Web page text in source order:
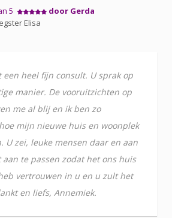
5
door Gerda
Elisa
een heel fijn consult. U sprak op
manier. De vooruitzichten op
me al blij en ik ben zo
mijn nieuwe huis en woonplek
U zei, leuke mensen daar en aan
te passen zodat het ons huis
vertrouwen in u en u zult het
en liefs, Annemiek.